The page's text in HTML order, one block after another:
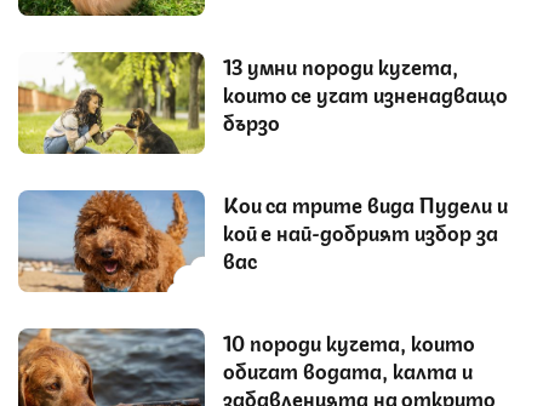
13 умни породи кучета,
които се учат изненадващо
бързо
Кои са трите вида Пудели и
кой е най-добрият избор за
вас
10 породи кучета, които
обичат водата, калта и
забавленията на открито